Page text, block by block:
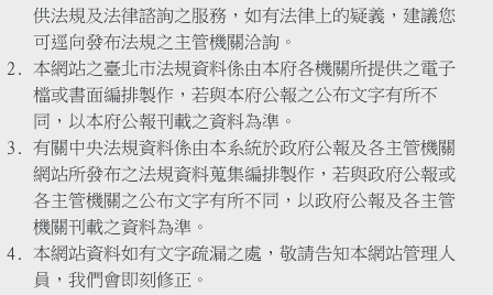
供法規及法律諮詢之服務，如有法律上的疑義，建議您
可逕向發布法規之主管機關洽詢。
本網站之臺北市法規資料係由本府各機關所提供之電子
檔或書面編排製作，若與本府公報之公布文字有所不
同，以本府公報刊載之資料為準。
有關中央法規資料係由本系統於政府公報及各主管機關
網站所發布之法規資料蒐集編排製作，若與政府公報或
各主管機關之公布文字有所不同，以政府公報及各主管
機關刊載之資料為準。
本網站資料如有文字疏漏之處，敬請告知本網站管理人
員，我們會即刻修正。